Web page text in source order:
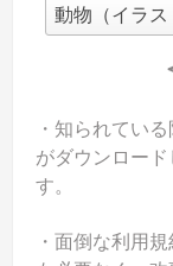
動物（イラス
・知られてい
がダウンロー
す。
・面倒な利用